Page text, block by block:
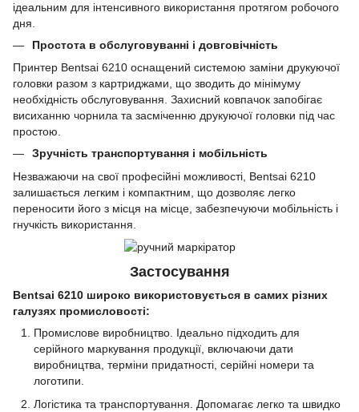
ідеальним для інтенсивного використання протягом робочого
дня.
Простота в обслуговуванні і довговічність
Принтер Bentsai 6210 оснащений системою заміни друкуючої
головки разом з картриджами, що зводить до мінімуму
необхідність обслуговування. Захисний ковпачок запобігає
висиханню чорнила та засміченню друкуючої головки під час
простою.
Зручність транспортування і мобільність
Незважаючи на свої професійні можливості, Bentsai 6210
залишається легким і компактним, що дозволяє легко
переносити його з місця на місце, забезпечуючи мобільність і
гнучкість використання.
Застосування
Bentsai 6210 широко використовується в самих різних
галузях промисловості:
Промислове виробництво. Ідеально підходить для
серійного маркування продукції, включаючи дати
виробництва, терміни придатності, серійні номери та
логотипи.
Логістика та транспортування. Допомагає легко та швидко